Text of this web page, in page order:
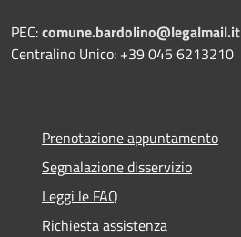
PEC:comune.bardolino@legalmail.it
Centralino Unico: +39 045 6213210
Prenotazione appuntamento
Segnalazione disservizio
Leggi le FAQ
Richiesta assistenza